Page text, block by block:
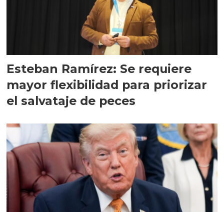
Esteban Ramírez: Se requiere
mayor flexibilidad para priorizar
el salvataje de peces